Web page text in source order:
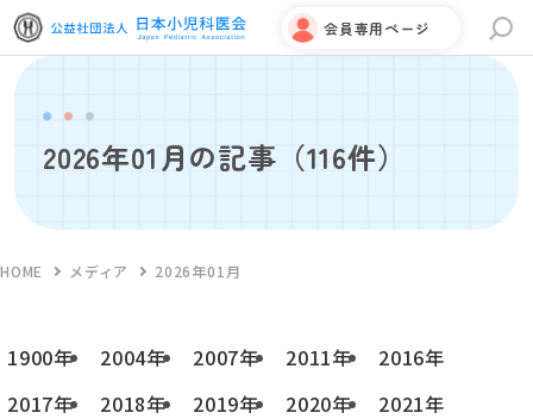
会員専用ページ
2026年01月の記事 （116件）
HOME メディア 2026年01月
1900年 2004年 2007年 2011年
2016年
2017年
2018年 2019年 2020年
2021年